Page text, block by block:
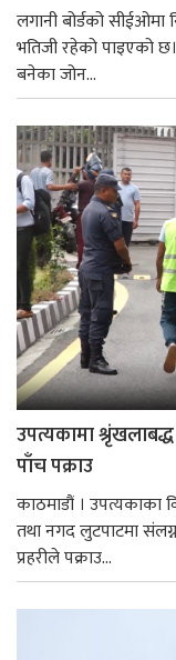
लगानी बोर्डको
भतिजी रहेको पाइएको
बनेका जोन...
उपत्यकामा
पाँच पक्राउ
काठमाडौं । उपत्यकाका
तथा नगद लुटपाटमा
प्रहरीले पक्राउ...